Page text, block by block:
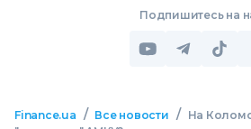
Подпишитесь на
Finance.ua / Все новости /
На